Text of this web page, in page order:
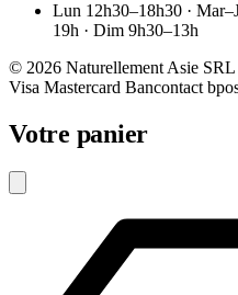
Lun 12h30–18h30 ·
19h · Dim 9h30–13h
© 2026 Naturellement Asie
Visa Mastercard Bancontact
Votre panier